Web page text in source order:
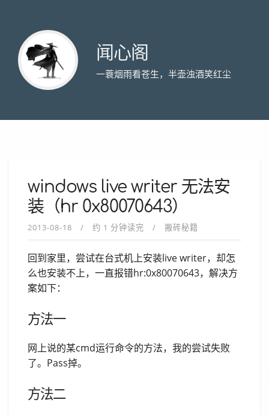
闻心阁
一蓑烟雨看苍生，半壶浊酒笑红尘
windows live writer 无法安
装（hr 0x80070643）
2013-08-18 约 1 分钟读完 搬砖秘籍
回到家里，尝试在台式机上安装live writer，却怎
么也安装不上，一直报错hr:0x80070643，解决方
案如下：
方法一
网上说的某cmd运行命令的方法，我的尝试失败
了。Pass掉。
方法二